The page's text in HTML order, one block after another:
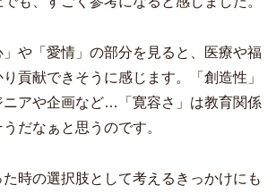
や「愛情」の部分を見ると、医療や福
貢献できそうに感じます。「創造性」
ニアや企画など…「寛容さ」は教育関係
だなぁと思うのです。
時の選択肢として考えるきっかけにも